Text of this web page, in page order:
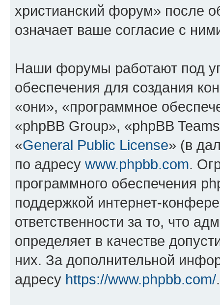
христианский форум» после
означает ваше согласие с
Наши форумы работают под
обеспечения для создания
«они», «программное
«phpBB Group», «phpBB
«General Public License» (в
по адресу www.phpbb.com.
программного обеспечения
поддержкой интернет-
ответственности за то, что
определяет в качестве
них. За дополнительной
адресу https://www.phpbb.com/.